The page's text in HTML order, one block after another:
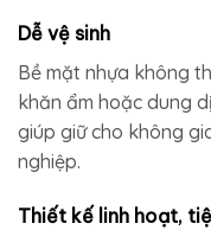
Dễ vệ sinh
Bề mặt nhựa không
khăn ẩm hoặc dung
giúp giữ cho không
nghiệp.
Thiết kế linh hoạt,